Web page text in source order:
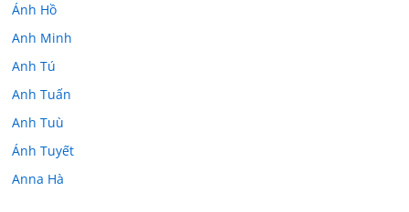
Ánh Hồ
Anh Minh
Anh Tú
Anh Tuấn
Anh Tuù
Ánh Tuyết
Anna Hà